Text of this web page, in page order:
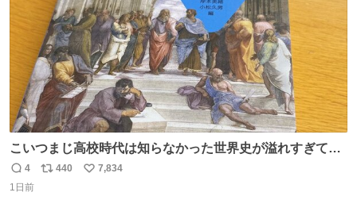
こいつまじ高校時代は知らなかった世界史が溢れすぎてて
𝑩𝑰𝑮 𝑳𝑶𝑽𝑬＿＿
返
信
4
リ
440
い
7,834
1日前